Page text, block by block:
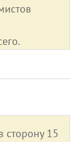
сторону 15